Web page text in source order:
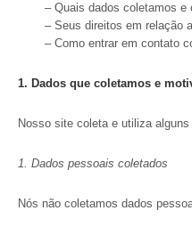
Os melhores benefícios
– Quais dados coletamos e
– Seus direitos em relação
– Como entrar em contato
1. Dados que coletamos e
Nosso site coleta e utiliza
1. Dados pessoais coletados
Nós não coletamos dados